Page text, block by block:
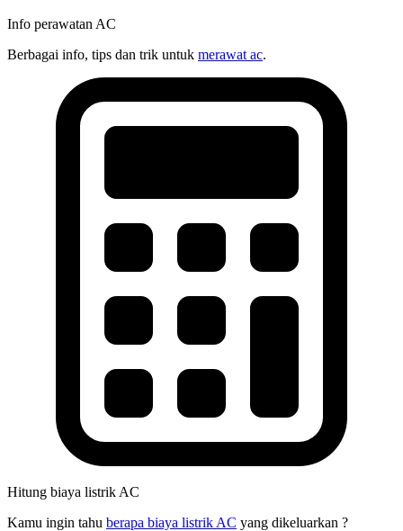
Info perawatan AC
Berbagai info, tips dan trik untuk merawat ac.
Hitung biaya listrik AC
Kamu ingin tahu berapa biaya listrik AC yang dikeluarkan ?